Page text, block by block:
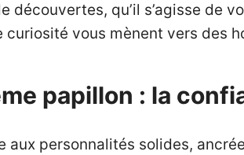
découvertes, qu’il s’agisse de
vous mènent vers des
papillon : la
aux personnalités solides,